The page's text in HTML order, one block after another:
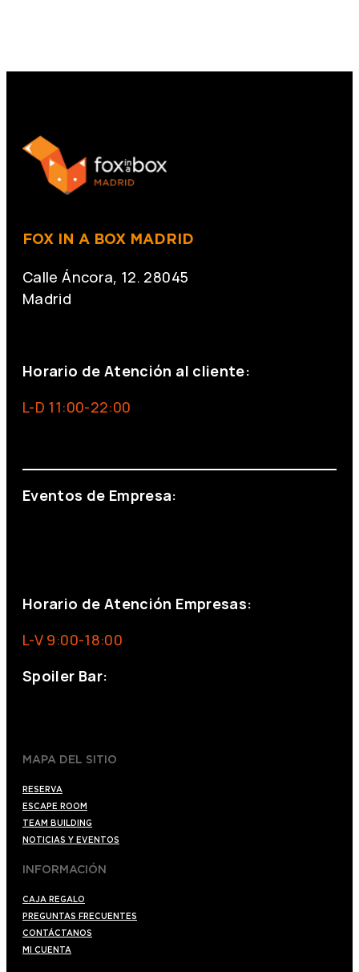
FOX IN A BOX MADRID
Calle Áncora, 12. 28045
Madrid
Horario de Atención al cliente:
L-D 11:00-22:00
Eventos de Empresa:
Horario de Atención Empresas:
L-V 9:00-18:00
Spoiler Bar:
MAPA DEL SITIO
RESERVA
ESCAPE ROOM
TEAM BUILDING
NOTICIAS Y EVENTOS
INFORMACIÓN
CAJA REGALO
PREGUNTAS FRECUENTES
CONTÁCTANOS
MI CUENTA